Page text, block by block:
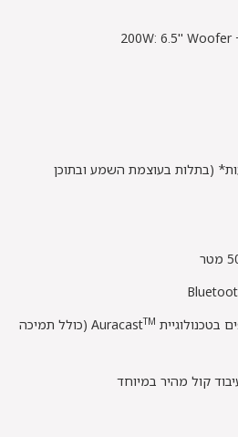
200W: 6.5'' Woofer
בשימוש: עד 12 שעות* (בתלות בעוצמת השמע ובתוכן
TM
(כולל תמיכה